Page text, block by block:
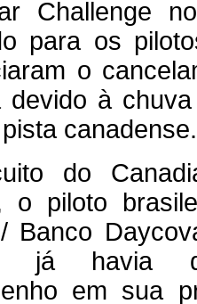
Challenge
para os
o
devido à
canadense.
do
o piloto
Banco
já havia
em sua